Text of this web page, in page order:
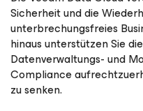
Sicherheit und die
unterbrechungsfreies
hinaus unterstützen Sie
Datenverwaltungs- und
Compliance
zu senken.